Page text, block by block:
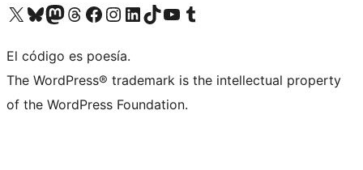
Visitá nuestra cuenta de X (anteriormente Twitter)
Visitá nuestra cuenta de Bluesky
Visitá nuestra cuenta de Mastodon
Visitá nuestra cuenta de Threads
Visitá nuestra página de Facebook
Visitá nuestra cuenta de Instagram
Visitá nuestra cuenta de LinkedIn
Visitá nuestra cuenta de TikTok
Visitá nuestro canal de YouTube
Visitá nuestra cuenta de Tumblr
El código es poesía.
The WordPress® trademark is the intellectual property
of the WordPress Foundation.